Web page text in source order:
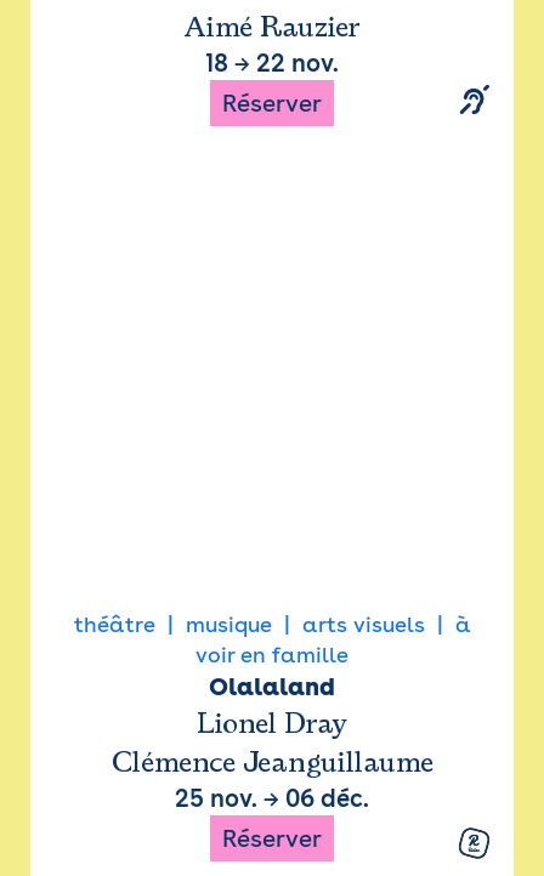
Aimé Rauzier
18 → 22 nov.
Réserver
théâtre musique arts visuels
à
voir en famille
Olalaland
Lionel Dray
Clémence Jeanguillaume
25 nov. → 06 déc.
Réserver